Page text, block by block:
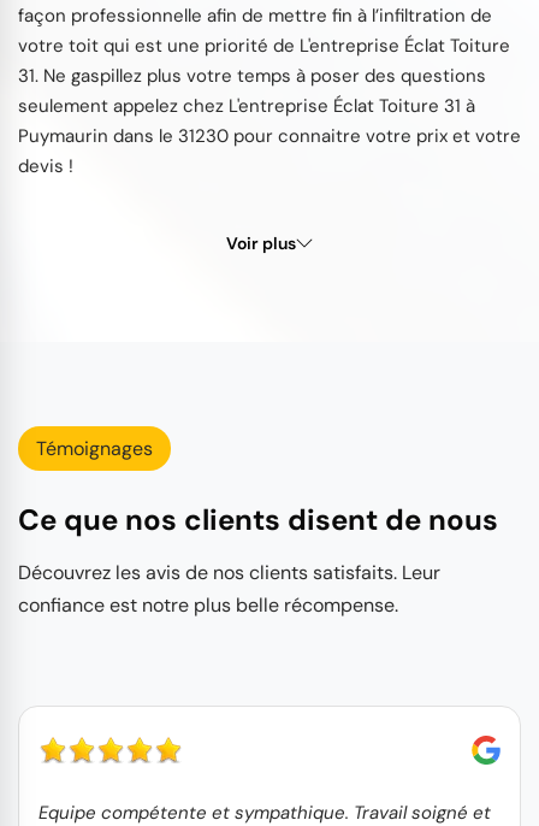
façon professionnelle afin de mettre fin à l’infiltration de
votre toit qui est une priorité de L'entreprise Éclat Toiture
31. Ne gaspillez plus votre temps à poser des questions
seulement appelez chez L'entreprise Éclat Toiture 31 à
Puymaurin dans le 31230 pour connaitre votre prix et votre
devis !
Voir plus
Témoignages
Ce que nos clients disent de nous
Découvrez les avis de nos clients satisfaits. Leur
confiance est notre plus belle récompense.
Equipe compétente et sympathique. Travail soigné et